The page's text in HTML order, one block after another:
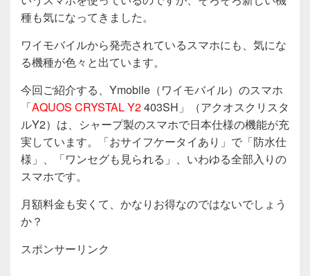
種も気になってきました。
ワイモバイルから発売されているスマホにも、気にな
る機種が色々と出ています。
今回ご紹介する、Ymobile（ワイモバイル）のスマホ
「AQUOS CRYSTAL Y2403SH」（アクオスクリスタ
ルY2）は、シャープ製のスマホで日本仕様の機能が充
実しています。「おサイフケータイあり」で「防水仕
様」、「ワンセグも見られる」、いわゆる全部入りの
スマホです。
月額料金も安くて、かなりお得なのではないでしょう
か？
スポンサーリンク